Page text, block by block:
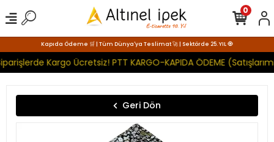
Kapıda Ödeme 🛒 | Tüm Dünya'ya Teslimat 🚀 | Sektörde 25. YIL 🧿
Kargo Ücretsiz! PTT KARGO-KAPIDA ÖDEME
0
Geri Dön